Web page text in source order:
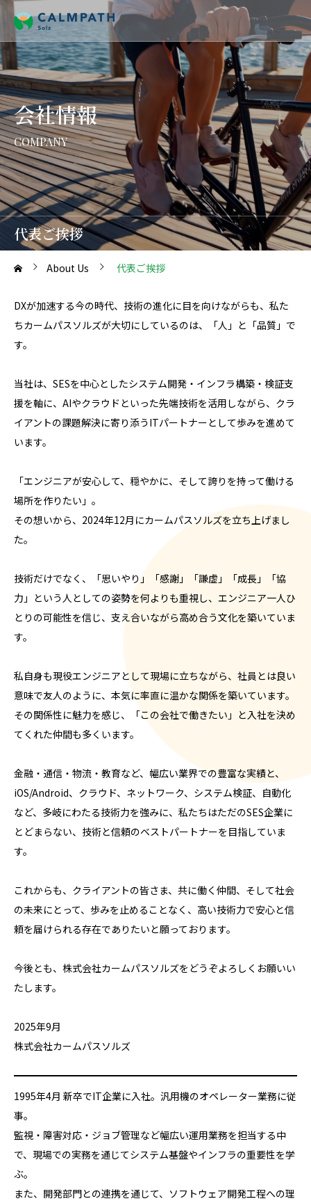
代表ご挨拶
会社情報
COMPANY
About Us 代表ご挨拶
DXが加速する今の時代、技術の進化に目を向けながらも、私た
ちカームパスソルズが大切にしているのは、「人」と「品質」で
す。
当社は、SESを中心としたシステム開発・インフラ構築・検証支
援を軸に、AIやクラウドといった先端技術を活用しながら、クラ
イアントの課題解決に寄り添うITパートナーとして歩みを進めて
います。
「エンジニアが安心して、穏やかに、そして誇りを持って働ける
場所を作りたい」。
その想いから、2024年12月にカームパスソルズを立ち上げまし
た。
技術だけでなく、「思いやり」「感謝」「謙虚」「成長」「協
力」という人としての姿勢を何よりも重視し、エンジニア一人ひ
とりの可能性を信じ、支え合いながら高め合う文化を築いていま
す。
私自身も現役エンジニアとして現場に立ちながら、社員とは良い
意味で友人のように、本気に率直に温かな関係を築いています。
その関係性に魅力を感じ、「この会社で働きたい」と入社を決め
てくれた仲間も多くいます。
金融・通信・物流・教育など、幅広い業界での豊富な実績と、
iOS/Android、クラウド、ネットワーク、システム検証、自動化
など、多岐にわたる技術力を強みに、私たちはただのSES企業に
とどまらない、技術と信頼のベストパートナーを目指していま
す。
これからも、クライアントの皆さま、共に働く仲間、そして社会
の未来にとって、歩みを止めることなく、高い技術力で安心と信
頼を届けられる存在でありたいと願っております。
今後とも、株式会社カームパスソルズをどうぞよろしくお願いい
たします。
2025年9月
株式会社カームパスソルズ
1995年4月 新卒でIT企業に入社。汎用機のオペレーター業務に従
事。
監視・障害対応・ジョブ管理など幅広い運用業務を担当する中
で、現場での実務を通じてシステム基盤やインフラの重要性を学
ぶ。
また、開発部門との連携を通じて、ソフトウェア開発工程への理